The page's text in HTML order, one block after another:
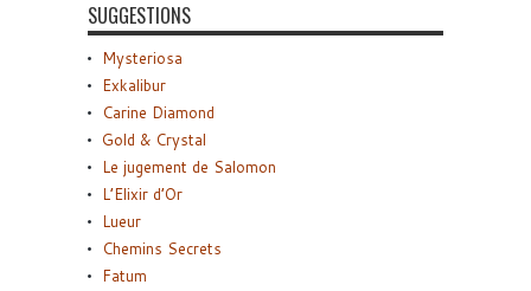
SUGGESTIONS
Mysteriosa
Exkalibur
Carine Diamond
Gold & Crystal
Le jugement de Salomon
L’Elixir d’Or
Lueur
Chemins Secrets
Fatum